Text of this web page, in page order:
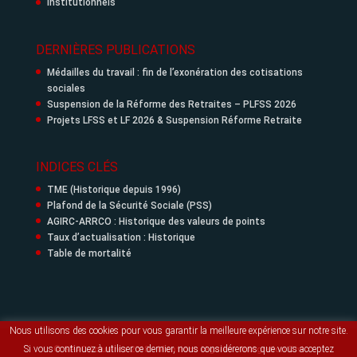
Institutionnels
DERNIÈRES PUBLICATIONS
Médailles du travail : fin de l’exonération des cotisations
sociales
Suspension de la Réforme des Retraites – PLFSS 2026
Projets LFSS et LF 2026 & Suspension Réforme Retraite
INDICES CLÉS
TME (Historique depuis 1996)
Plafond de la Sécurité Sociale (PSS)
AGIRC-ARRCO : Historique des valeurs de points
Taux d’actualisation : Historique
Table de mortalité
© SPAC Actuaires 2018 -Mentions légales- Intégration Divi
Nous utilisons des cookies pour vous garantir la meilleure expérience sur notre site.
Si vous continuez à utiliser ce dernier, nous considérerons que vous acceptez